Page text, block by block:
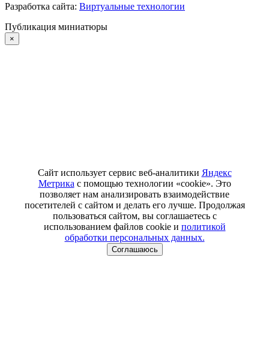
Разработка сайта: Виртуальные технологии
Публикация миниатюры
×
Сайт использует сервис веб-аналитики Яндекс
Метрика с помощью технологии «cookie». Это
позволяет нам анализировать взаимодействие
посетителей с сайтом и делать его лучше. Продолжая
пользоваться сайтом, вы соглашаетесь с
использованием файлов cookie и политикой
обработки персональных данных.
Соглашаюсь